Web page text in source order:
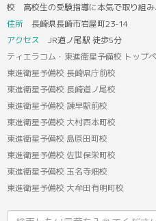
校 高校生の受験指導に本気で取り組み
住所 長崎県長崎市岩屋町23-14
アクセス JR道ノ尾駅 徒歩5分
ティエラコム・東進衛星予備校 トップ
東進衛星予備校 長崎県庁前校
東進衛星予備校 長崎道ノ尾校
東進衛星予備校 諫早駅前校
東進衛星予備校 大村西本町校
東進衛星予備校 島原田町校
東進衛星予備校 佐世保栄町校
東進衛星予備校 玉名寺畑校
東進衛星予備校 大牟田有明町校